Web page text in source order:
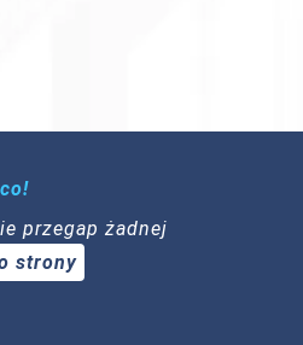
przegap żadnej
strony